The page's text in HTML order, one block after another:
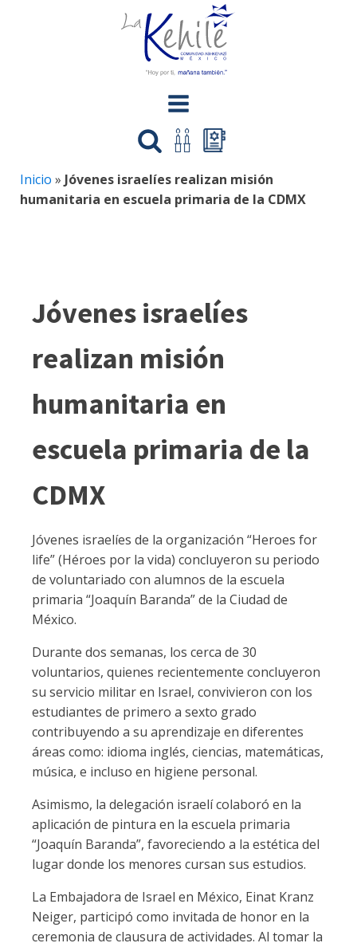
Inicio » Jóvenes israelíes realizan misión
humanitaria en escuela primaria de la CDMX
Jóvenes israelíes
realizan misión
humanitaria en
escuela primaria de la
CDMX
Jóvenes israelíes de la organización “Heroes for
life” (Héroes por la vida) concluyeron su periodo
de voluntariado con alumnos de la escuela
primaria “Joaquín Baranda” de la Ciudad de
México.
Durante dos semanas, los cerca de 30
voluntarios, quienes recientemente concluyeron
su servicio militar en Israel, convivieron con los
estudiantes de primero a sexto grado
contribuyendo a su aprendizaje en diferentes
áreas como: idioma inglés, ciencias, matemáticas,
música, e incluso en higiene personal.
Asimismo, la delegación israelí colaboró en la
aplicación de pintura en la escuela primaria
“Joaquín Baranda”, favoreciendo a la estética del
lugar donde los menores cursan sus estudios.
La Embajadora de Israel en México, Einat Kranz
Neiger, participó como invitada de honor en la
ceremonia de clausura de actividades. Al tomar la